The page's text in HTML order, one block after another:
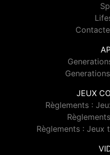
JEUX
Règlements :
Règlements : Jeux